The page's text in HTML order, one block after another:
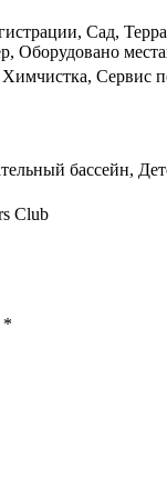
Сад,
Оборудовано
Сервис
бассейн,
Club
*